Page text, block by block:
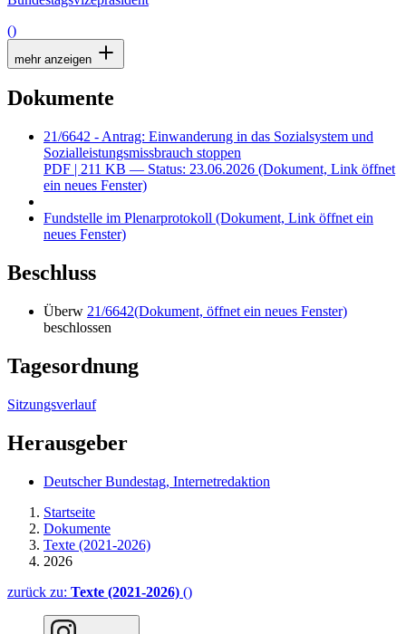
()
mehr anzeigen
Dokumente
21/6642 - Antrag: Einwanderung in das Sozialsystem und
Sozialleistungsmissbrauch stoppen
PDF | 211 KB — Status: 23.06.2026 (Dokument, Link öffnet
ein neues Fenster)
Fundstelle im Plenarprotokoll (Dokument, Link öffnet ein
neues Fenster)
Beschluss
Überw 21/6642(Dokument, öffnet ein neues Fenster)
beschlossen
Tagesordnung
Sitzungsverlauf
Herausgeber
Deutscher Bundestag, Internetredaktion
Startseite
Dokumente
Texte (2021-2026)
2026
zurück zu: Texte (2021-2026) ()